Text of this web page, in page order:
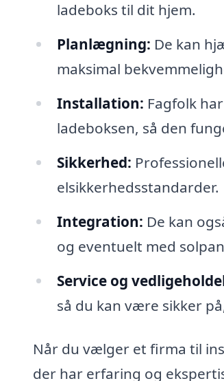
ladeboks til dit hjem.
Planlægning: De kan
maksimal
Installation: Fagfolk
ladeboksen, så den
Sikkerhed:
elsikkerhedsstandarder.
Integration: De kan
og eventuelt med
Service og
så du kan være sikker
Når du vælger et firma til
der har erfaring og